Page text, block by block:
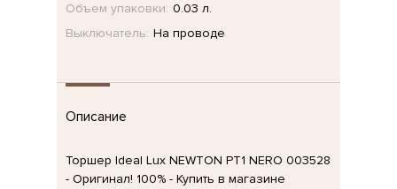
Объем упаковки: 0.03 л.
Выключатель: На проводе
Описание
Торшер Ideal Lux NEWTON PT1 NERO 003528
- Оригинал! 100% - Купить в магазине